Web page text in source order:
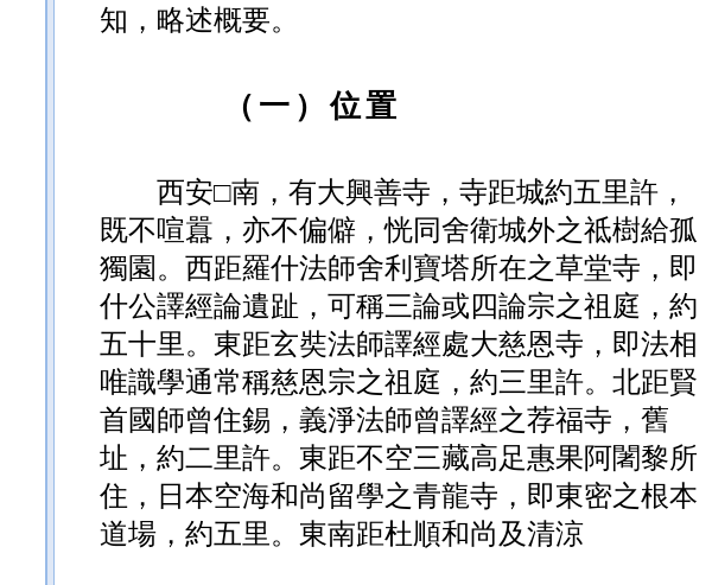
知，略述概要。
（一）位置
西安□南，有大興善寺，寺距城約五里許，
既不喧囂，亦不偏僻，恍同舍衛城外之祗樹給孤
獨園。西距羅什法師舍利寶塔所在之草堂寺，即
什公譯經論遺趾，可稱三論或四論宗之祖庭，約
五十里。東距玄奘法師譯經處大慈恩寺，即法相
唯識學通常稱慈恩宗之祖庭， 約三里許。北距賢
首國師曾住錫，義淨法師曾譯經之荐福寺，舊
址 ，約二里許。東距不空三藏高足惠果阿闍黎所
住，日本空海和尚留學之青龍寺，即東密之根本
道場，約五里。東南距杜順和尚及清涼